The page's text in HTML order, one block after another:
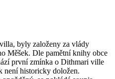
byly založeny za vlády
Měšek. Dle pamětní knihy obce
první zmínka o Dithmari ville
není historicky doložen.